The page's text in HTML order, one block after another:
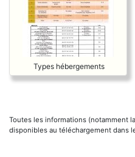
Types hébergements
Toutes les informations (notamment
disponibles au téléchargement dans